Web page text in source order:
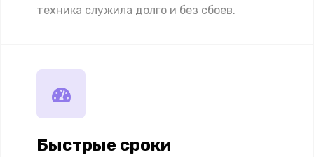
техника служила долго и без сбоев.
Быстрые сроки